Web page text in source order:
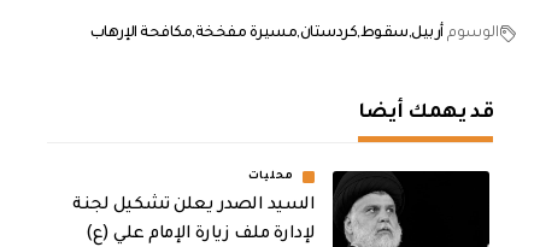
الوسوم أربيل سقوطكردستانمسيرة مفخخةمكافحة الإرهاب
قد يهمك أيضا
محليات
السيد الصدر يعلن تشكيل لجنة
لإدارة ملف زيارة الإمام علي (ع)